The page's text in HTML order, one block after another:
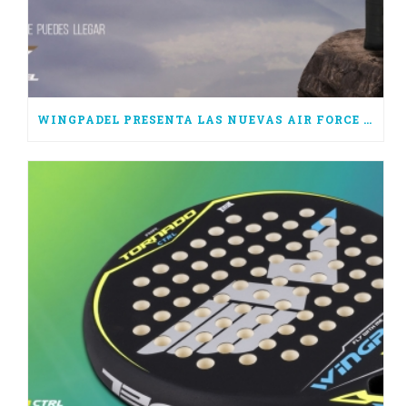
WINGPADEL PRESENTA LAS NUEVAS AIR FORCE 3.0